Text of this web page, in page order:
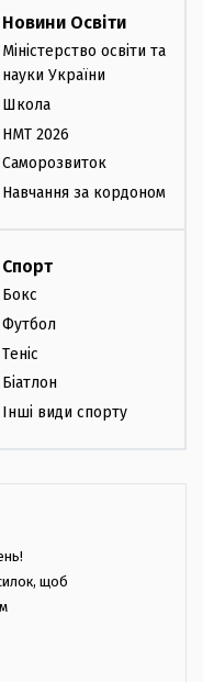
Новини Освіти
Міністерство освіти та
науки України
Школа
НМТ 2026
Саморозвиток
Навчання за кордоном
Спорт
Бокс
Футбол
Теніс
Біатлон
Інші види спорту
щоб